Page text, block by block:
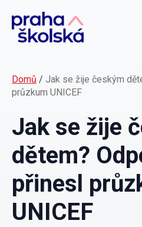
Domů / Jak se žije českým
průzkum UNICEF
Jak se žije
dětem?
přinesl
UNICEF